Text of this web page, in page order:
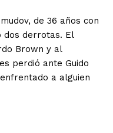
de 36 años con
dos derrotas. El
Brown y al
perdió ante Guido
a alguien